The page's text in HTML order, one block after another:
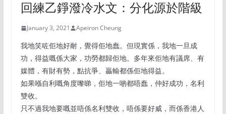
回練乙錚潑冷水文：分化源於階級
January 3, 2021 Apeiron Cheung
我地笑咗佢地好耐，覺得佢地蠢。但現實係，我地一旦成
功，得益嘅係大家，功勞都歸佢地。多年來佢地有議席、有
媒體，有財有勢，點抗爭、贏輸都係佢地得益。
如果喺自利嘅角度嚟睇，佢地一啲都唔蠢，仲好成功，名利
雙收。
只不過我地要嘅並唔係名利雙收，唔係要好威，而係香港人